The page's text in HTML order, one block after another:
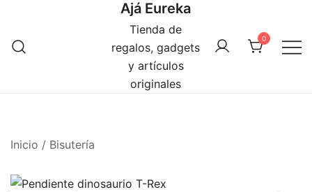
contenido
Ajá Eureka
Tienda de
regalos, gadgets
y artículos
originales
0
Inicio / Bisutería